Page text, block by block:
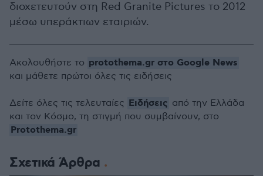
διοχετευτούν στη Red Granite Pictures το 2012
μέσω υπεράκτιων εταιριών.
Σχετικά Άρθρα
Ακολουθήστε το protothema.gr στο Google News
και μάθετε πρώτοι όλες τις ειδήσεις
Δείτε όλες τις τελευταίες Ειδήσεις από την Ελλάδα
και τον Κόσμο, τη στιγμή που συμβαίνουν, στο
Protothema.gr